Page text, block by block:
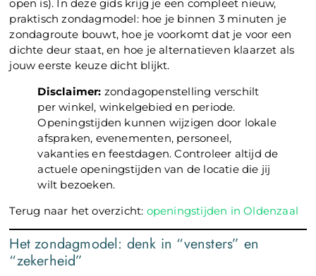
open is). In deze gids krijg je een compleet nieuw,
praktisch zondagmodel: hoe je binnen 3 minuten je
zondagroute bouwt, hoe je voorkomt dat je voor een
dichte deur staat, en hoe je alternatieven klaarzet als
jouw eerste keuze dicht blijkt.
Disclaimer: zondagopenstelling verschilt
per winkel, winkelgebied en periode.
Openingstijden kunnen wijzigen door lokale
afspraken, evenementen, personeel,
vakanties en feestdagen. Controleer altijd de
actuele openingstijden van de locatie die jij
wilt bezoeken.
Terug naar het overzicht: openingstijden in Oldenzaal
Het zondagmodel: denk in “vensters” en
“zekerheid”